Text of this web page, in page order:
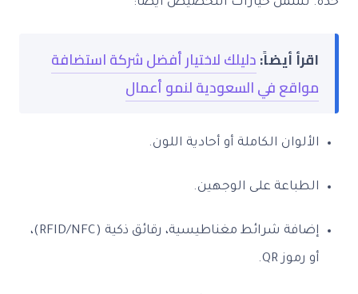
حدة. تشمل خيارات التخصيص أيضًا:
اقرأ أيضاً:دليلك لاختيار أفضل شركة استضافة
مواقع في السعودية لنمو أعمال
الألوان الكاملة أو أحادية اللون.
الطباعة على الوجهين.
إضافة شرائط مغناطيسية، رقائق ذكية (RFID/NFC)،
أو رموز QR.